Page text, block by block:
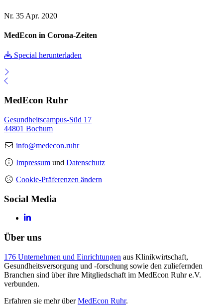
Nr. 35 Apr. 2020
MedEcon in Corona-Zeiten
Special herunterladen
MedEcon Ruhr
Gesundheitscampus-Süd 17
44801 Bochum
info@medecon.ruhr
Impressum und Datenschutz
Cookie-Präferenzen ändern
Social Media
Über uns
176 Unternehmen und Einrichtungen aus Klinikwirtschaft,
Gesundheitsversorgung und -forschung sowie den zuliefernden
Branchen sind über ihre Mitgliedschaft im MedEcon Ruhr e.V.
verbunden.
Erfahren sie mehr überMedEcon Ruhr.